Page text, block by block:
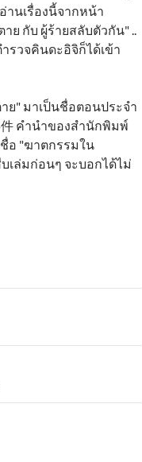
นเรื่องนี้จากหน้า
ย กับ ผู้ร้ายสลับตัวกัน" ..
รวจคินดะอิจิก็ได้เข้า
ย" มาเป็นชื่อตอนประจำ
คำนำของสำนักพิมพ์
อ "ฆาตกรรมใน
เล่มก่อนๆ จะบอกได้ไม่